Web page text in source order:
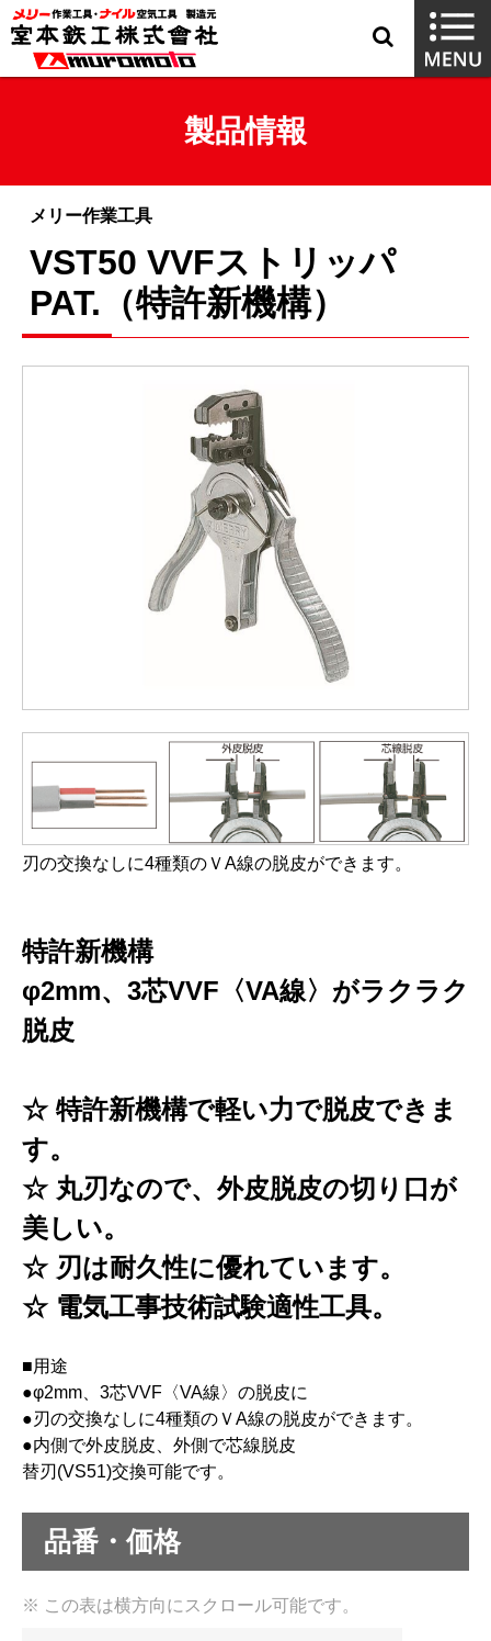
製品情報
メリー作業工具
VST50 VVFストリッパ
PAT.（特許新機構）
刃の交換なしに4種類のＶA線の脱皮ができます。
特許新機構
φ2mm、3芯VVF〈VA線〉がラクラク
脱皮
☆ 特許新機構で軽い力で脱皮できま
す。
☆ 丸刃なので、外皮脱皮の切り口が
美しい。
☆ 刃は耐久性に優れています。
☆ 電気工事技術試験適性工具。
■用途
●φ2mm、3芯VVF〈VA線〉の脱皮に
●刃の交換なしに4種類のＶA線の脱皮ができます。
●内側で外皮脱皮、外側で芯線脱皮
替刃(VS51)交換可能です。
品番・価格